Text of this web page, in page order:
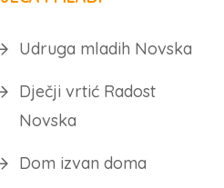
Udruga mladih Novska
Dječji vrtić Radost
Novska
Dom izvan doma